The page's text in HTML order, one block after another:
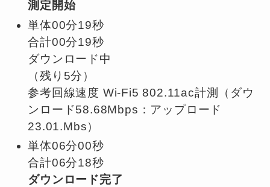
測定開始
単体00分19秒
合計00分19秒
ダウンロード中
（残り5分）
参考回線速度 Wi-Fi5 802.11ac計測（ダウ
ンロード58.68Mbps：アップロード
23.01.Mbs）
単体06分00秒
合計06分18秒
ダウンロード完了